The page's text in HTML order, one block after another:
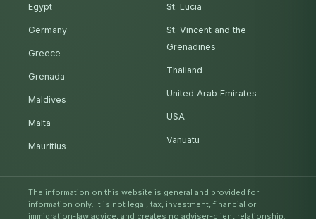
Egypt
Germany
Greece
Grenada
Maldives
Malta
Mauritius
St. Lucia
St. Vincent and the
Grenadines
Thailand
United Arab Emirates
USA
Vanuatu
The information on this website is general and provided for
information only. It is not legal, tax, investment, financial or
immigration-law advice, and creates no adviser-client relationship.